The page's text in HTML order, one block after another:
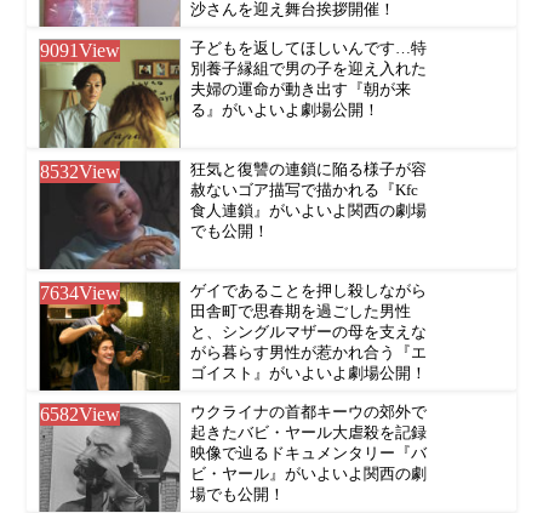
沙さんを迎え舞台挨拶開催！
9091View
子どもを返してほしいんです…特
別養子縁組で男の子を迎え入れた
夫婦の運命が動き出す『朝が来
る』がいよいよ劇場公開！
8532View
狂気と復讐の連鎖に陥る様子が容
赦ないゴア描写で描かれる『Kfc
食人連鎖』がいよいよ関西の劇場
でも公開！
7634View
ゲイであることを押し殺しながら
田舎町で思春期を過ごした男性
と、シングルマザーの母を支えな
がら暮らす男性が惹かれ合う『エ
ゴイスト』がいよいよ劇場公開！
6582View
ウクライナの首都キーウの郊外で
起きたバビ・ヤール大虐殺を記録
映像で辿るドキュメンタリー『バ
ビ・ヤール』がいよいよ関西の劇
場でも公開！